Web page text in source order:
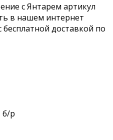
с Янтарем артикул
в нашем интернет
бесплатной доставкой по
б/р